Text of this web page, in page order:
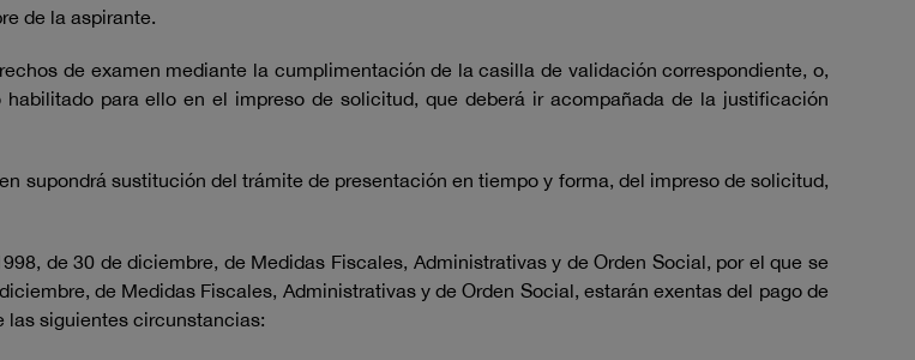
de la aspirante.
de examen mediante la cumplimentación de la casilla de validación correspondiente, o,
para ello en el impreso de solicitud, que deberá ir acompañada de la justificación
supondrá sustitución del trámite de presentación en tiempo y forma, del impreso de solicitud,
de 30 de diciembre, de Medidas Fiscales, Administrativas y de Orden Social, por el que se
de Medidas Fiscales, Administrativas y de Orden Social, estarán exentas del pago de
las siguientes circunstancias: